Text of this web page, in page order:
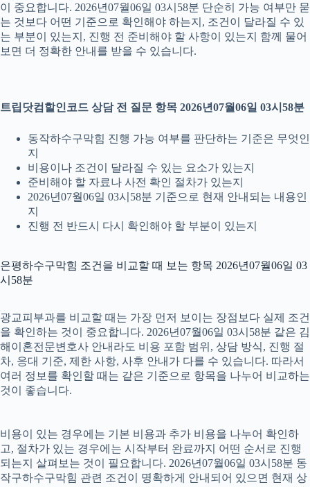
이 중요합니다. 2026년07월06일 03시58분 단순히 가능 여부만 묻
는 것보다 어떤 기준으로 확인해야 하는지, 조건이 달라질 수 있
는 부분이 있는지, 진행 전 준비해야 할 사항이 있는지 함께 물어
보면 더 정확한 안내를 받을 수 있습니다.
트립닷컴할인코드 상담 전 질문 항목 2026년07월06일 03시58분
동작하수구막힘 진행 가능 여부를 판단하는 기준은 무엇인
지
비용이나 조건이 달라질 수 있는 요소가 있는지
준비해야 할 자료나 사전 확인 절차가 있는지
2026년07월06일 03시58분 기준으로 현재 안내되는 내용인
지
진행 전 반드시 다시 확인해야 할 부분이 있는지
은평하수구막힘 조건을 비교할 때 보는 항목 2026년07월06일 03
시58분
광교피부과를 비교할 때는 가장 먼저 보이는 장점보다 실제 조건
을 확인하는 것이 중요합니다. 2026년07월06일 03시58분 같은 김
해이혼전문변호사 안내라도 비용 포함 범위, 상담 방식, 진행 절
차, 응대 기준, 제한 사항, 사후 안내가 다를 수 있습니다. 따라서
여러 정보를 확인할 때는 같은 기준으로 항목을 나누어 비교하는
것이 좋습니다.
비용이 있는 경우에는 기본 비용과 추가 비용을 나누어 확인하
고, 절차가 있는 경우에는 시작부터 완료까지 어떤 순서로 진행
되는지 살펴보는 것이 필요합니다. 2026년07월06일 03시58분 동
작구하수구막힘 관련 조건이 명확하게 안내되어 있으면 현재 상